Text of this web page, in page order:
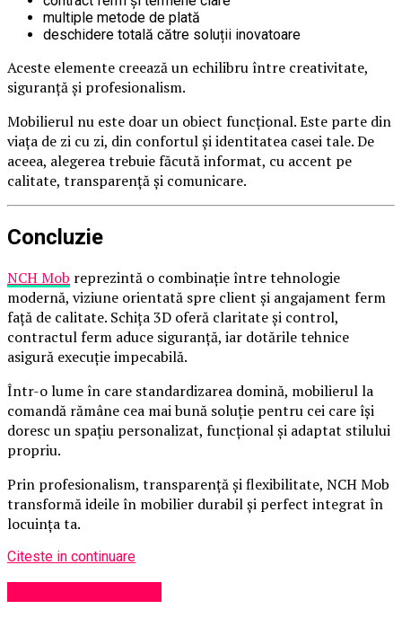
multiple metode de plată
deschidere totală către soluții inovatoare
Aceste elemente creează un echilibru între creativitate,
siguranță și profesionalism.
Mobilierul nu este doar un obiect funcțional. Este parte din
viața de zi cu zi, din confortul și identitatea casei tale. De
aceea, alegerea trebuie făcută informat, cu accent pe
calitate, transparență și comunicare.
Concluzie
NCH Mob reprezintă o combinație între tehnologie
modernă, viziune orientată spre client și angajament ferm
față de calitate. Schița 3D oferă claritate și control,
contractul ferm aduce siguranță, iar dotările tehnice
asigură execuție impecabilă.
Într-o lume în care standardizarea domină, mobilierul la
comandă rămâne cea mai bună soluție pentru cei care își
doresc un spațiu personalizat, funcțional și adaptat stilului
propriu.
Prin profesionalism, transparență și flexibilitate, NCH Mob
transformă ideile în mobilier durabil și perfect integrat în
locuința ta.
Citeste in continuare